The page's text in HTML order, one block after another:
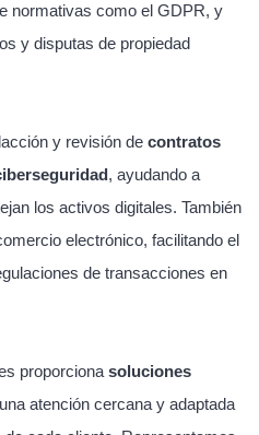
normativas como el GDPR, y
y disputas de propiedad
y revisión de contratos
, ayudando a
los activos digitales. También
electrónico, facilitando el
de transacciones en
proporciona soluciones
atención cercana y adaptada